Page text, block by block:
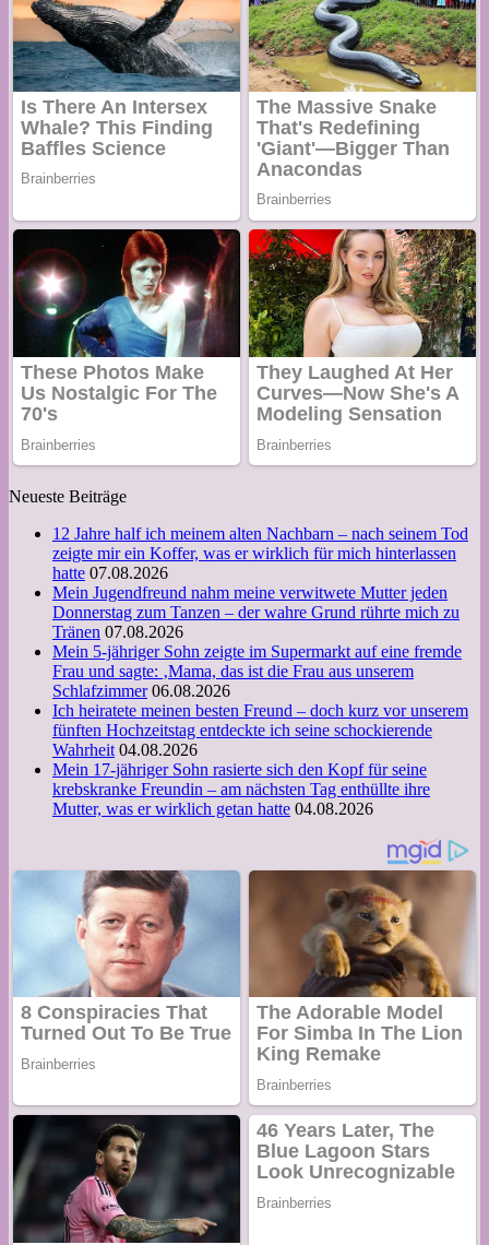
Neueste Beiträge
12 Jahre half ich meinem alten Nachbarn – nach seinem Tod
zeigte mir ein Koffer, was er wirklich für mich hinterlassen
hatte 07.08.2026
Mein Jugendfreund nahm meine verwitwete Mutter jeden
Donnerstag zum Tanzen – der wahre Grund rührte mich zu
Tränen 07.08.2026
Mein 5-jähriger Sohn zeigte im Supermarkt auf eine fremde
Frau und sagte: ‚Mama, das ist die Frau aus unserem
Schlafzimmer 06.08.2026
Ich heiratete meinen besten Freund – doch kurz vor unserem
fünften Hochzeitstag entdeckte ich seine schockierende
Wahrheit 04.08.2026
Mein 17-jähriger Sohn rasierte sich den Kopf für seine
krebskranke Freundin – am nächsten Tag enthüllte ihre
Mutter, was er wirklich getan hatte 04.08.2026